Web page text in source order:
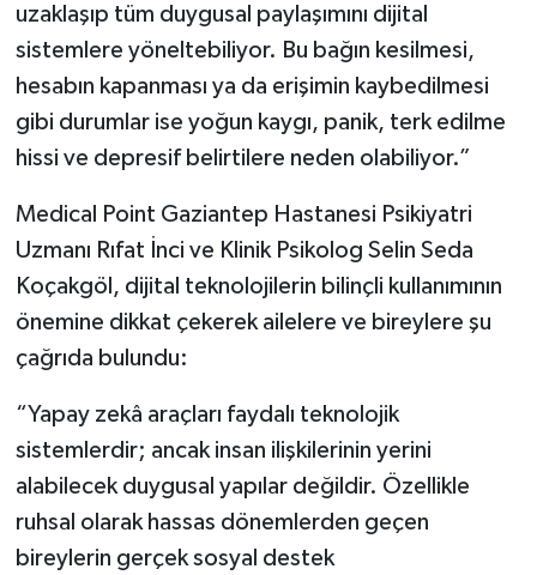
uzaklaşıp tüm duygusal paylaşımını dijital
sistemlere yöneltebiliyor. Bu bağın kesilmesi,
hesabın kapanması ya da erişimin kaybedilmesi
gibi durumlar ise yoğun kaygı, panik, terk edilme
hissi ve depresif belirtilere neden olabiliyor.”
Medical Point Gaziantep Hastanesi Psikiyatri
Uzmanı Rıfat İnci ve Klinik Psikolog Selin Seda
Koçakgöl, dijital teknolojilerin bilinçli kullanımının
önemine dikkat çekerek ailelere ve bireylere şu
çağrıda bulundu:
“Yapay zekâ araçları faydalı teknolojik
sistemlerdir; ancak insan ilişkilerinin yerini
alabilecek duygusal yapılar değildir. Özellikle
ruhsal olarak hassas dönemlerden geçen
bireylerin gerçek sosyal destek